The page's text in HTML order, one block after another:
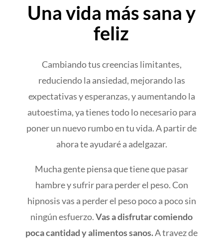
Una vida más sana y
feliz
Cambiando tus creencias limitantes,
reduciendo la ansiedad, mejorando las
expectativas y esperanzas, y aumentando la
autoestima, ya tienes todo lo necesario para
poner un nuevo rumbo en tu vida. A partir de
ahora te ayudaré a adelgazar.
Mucha gente piensa que tiene que pasar
hambre y sufrir para perder el peso. Con
hipnosis vas a perder el peso poco a poco sin
ningún esfuerzo.Vas a disfrutar comiendo
poca cantidad y alimentos sanos.A travez de